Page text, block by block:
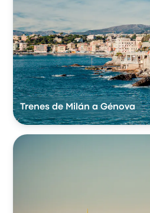
Trenes de Milán a Génova